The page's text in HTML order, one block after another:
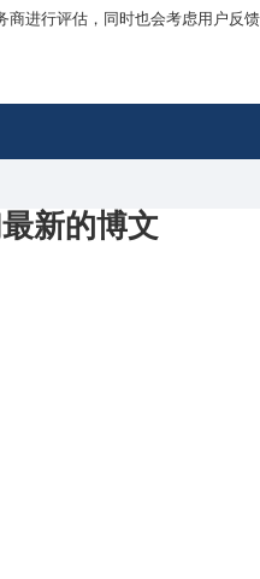
进行评估，同时也会考虑用户反
新的博文